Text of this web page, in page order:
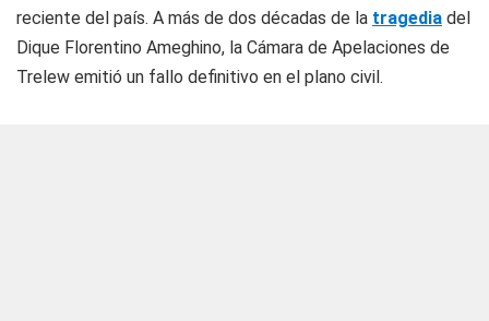
reciente del país. A más de dos décadas de la tragedia del
Dique Florentino Ameghino, la Cámara de Apelaciones de
Trelew emitió un fallo definitivo en el plano civil.